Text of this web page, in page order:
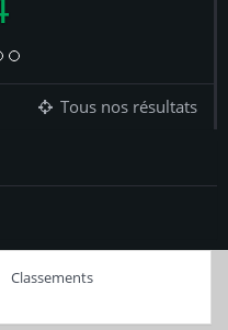
Tous nos résultats
Classements